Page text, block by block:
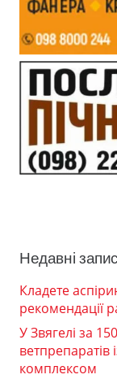
Недавні
Кладете
рекомендації
У Звягелі за
комплексом